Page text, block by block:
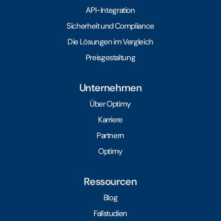
API-Integration
Sicherheit und Compliance
Die Lösungen im Vergleich
Preisgestaltung
Unternehmen
Über Optimy
Karriere
Partnern
Optimy
Ressourcen
Blog
Fallstudien